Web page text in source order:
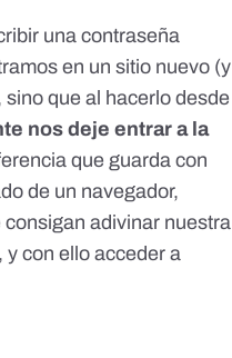
una contraseña
en un sitio nuevo (y
que al hacerlo desde
nos deje entrar a la
que guarda con
de un navegador,
adivinar nuestra
con ello acceder a